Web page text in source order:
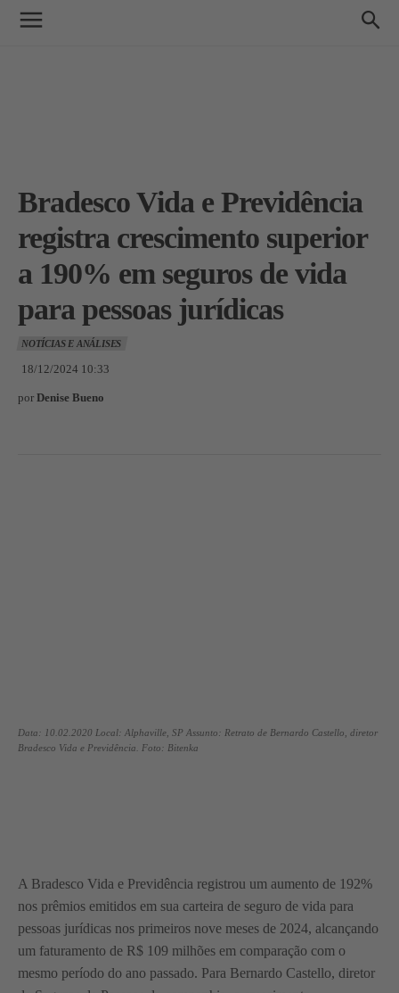
Bradesco Vida e Previdência
registra crescimento superior
a 190% em seguros de vida
para pessoas jurídicas
NOTÍCIAS E ANÁLISES
18/12/2024 10:33
por Denise Bueno
Data: 10.02.2020 Local: Alphaville, SP Assunto: Retrato de Bernardo Castello, diretor
Bradesco Vida e Previdência. Foto: Bitenka
A Bradesco Vida e Previdência registrou um aumento de 192%
nos prêmios emitidos em sua carteira de seguro de vida para
pessoas jurídicas nos primeiros nove meses de 2024, alcançando
um faturamento de R$ 109 milhões em comparação com o
mesmo período do ano passado. Para Bernardo Castello, diretor